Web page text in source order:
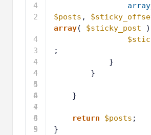
4
2
4
3
4
4
4
5
4
6
4
7
4
8
4
9
5
$posts ,
array( $sticky_post
;
}
}
}
return $posts ;
}